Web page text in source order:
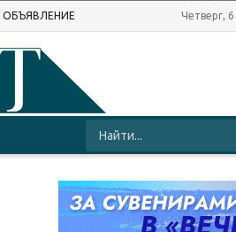
ОБЪЯВЛЕНИЕ Четверг,